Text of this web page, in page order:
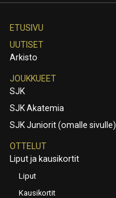
ETUSIVU
UUTISET
Arkisto
JOUKKUEET
SJK
SJK Akatemia
SJK Juniorit (omalle sivulle)
OTTELUT
Liput ja kausikortit
Liput
Kausikortit